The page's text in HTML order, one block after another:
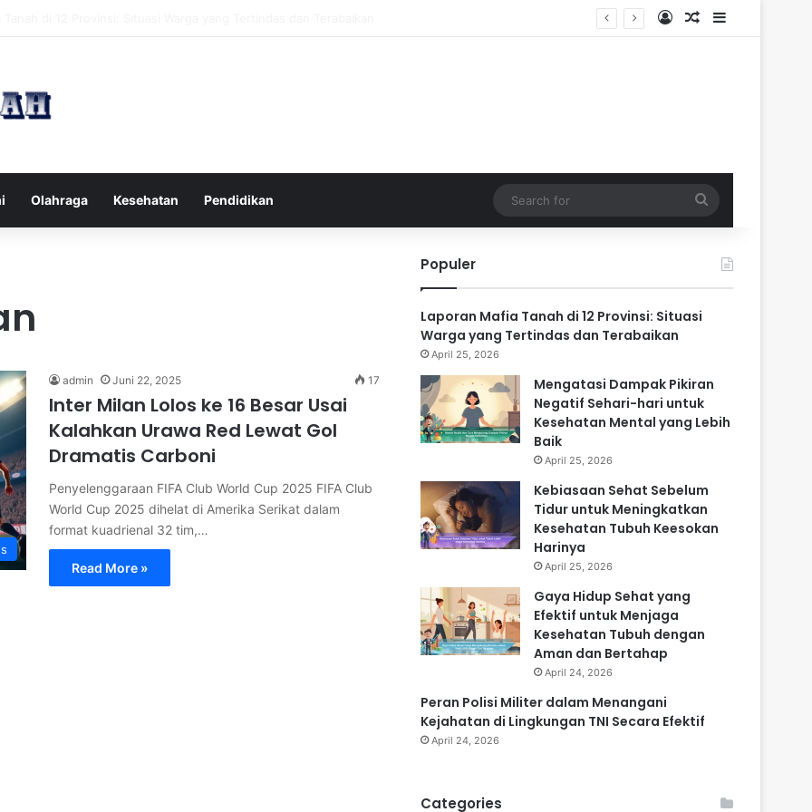
Log InRandom Article
Sidebar
Olahraga Kesehatan Pendidikan
for
admin Juni 22, 2025 17
Inter Milan Lolos ke 16 Besar Usai
Kalahkan Urawa Red Lewat Gol
Dramatis Carboni
Penyelenggaraan FIFA Club World Cup 2025 FIFA Club
World Cup 2025 dihelat di Amerika Serikat dalam
format kuadrienal 32 tim,…
Read More »
Populer
Laporan Mafia Tanah di 12 Provinsi: Situasi
Warga yang Tertindas dan Terabaikan
April 25, 2026
Mengatasi Dampak Pikiran
Negatif Sehari-hari untuk
Kesehatan Mental yang Lebih
Baik
April 25, 2026
Kebiasaan Sehat Sebelum
Tidur untuk Meningkatkan
Kesehatan Tubuh Keesokan
Harinya
April 25, 2026
Gaya Hidup Sehat yang
Efektif untuk Menjaga
Kesehatan Tubuh dengan
Aman dan Bertahap
April 24, 2026
Peran Polisi Militer dalam Menangani
Kejahatan di Lingkungan TNI Secara Efektif
April 24, 2026
Categories